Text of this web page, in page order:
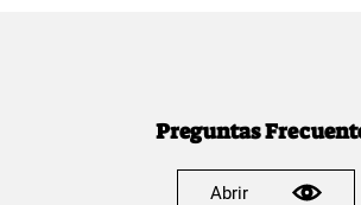
Preguntas
Abrir